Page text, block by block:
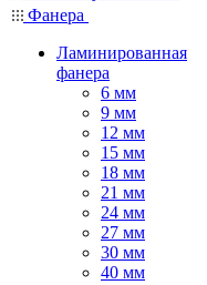
Фанера
Ламинированная
фанера
6 мм
9 мм
12 мм
15 мм
18 мм
21 мм
24 мм
27 мм
30 мм
40 мм